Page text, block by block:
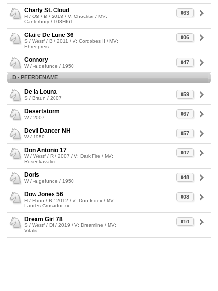
063
Charly St. Cloud
H / OS / B / 2018 / V: Checkter / MV:
Canterbury / 108HI61
006
Claire De Lune 36
S / Westf / B / 2011 / V: Cordobes II / MV:
Ehrenpreis
047
Connory
W / -n.gefunde / 1950
D - PFERDENAME
059
De la Louna
S / Braun / 2007
067
Desertstorm
W / 2007
057
Devil Dancer NH
W / 1950
007
Don Antonio 17
W / Westf / R / 2007 / V: Dark Fire / MV:
Rosenkavalier
048
Doris
W / -n.gefunde / 1950
008
Dow Jones 56
H / Hann / B / 2012 / V: Don Index / MV:
Lauries Crusador xx
010
Dream Girl 78
S / Westf / Df / 2019 / V: Dreamline / MV:
Vitalis